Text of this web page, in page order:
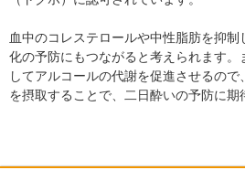
血中のコレステロールや中性脂肪を抑
化の予防にもつながると考えられます。
してアルコールの代謝を促進させるの
を摂取することで、二日酔いの予防に期